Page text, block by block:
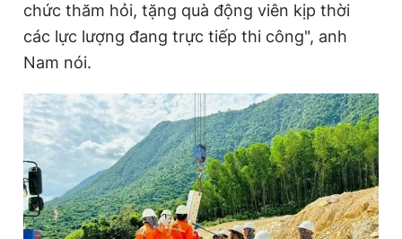
chức thăm hỏi, tặng quà động viên kịp thời
các lực lượng đang trực tiếp thi công", anh
Nam nói.